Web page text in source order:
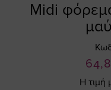
Midi
Τιμή
Η τιμή